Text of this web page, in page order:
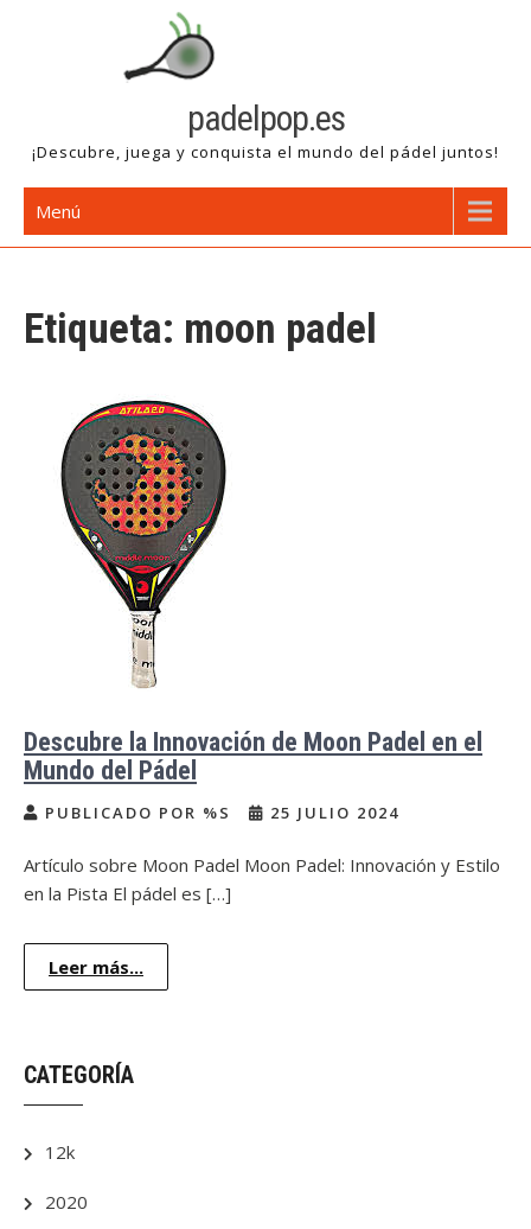
padelpop.es
¡Descubre, juega y conquista el mundo del pádel juntos!
Menú
Etiqueta: moon padel
Descubre la Innovación de Moon Padel en el
Mundo del Pádel
PUBLICADO POR %S 25 JULIO 2024
Artículo sobre Moon Padel Moon Padel: Innovación y Estilo
en la Pista El pádel es […]
Leer más...
CATEGORÍA
12k
2020